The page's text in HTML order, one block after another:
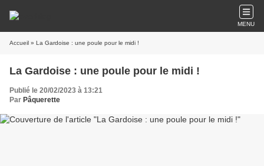
MENU
Accueil » La Gardoise : une poule pour le midi !
La Gardoise : une poule pour le midi !
Publié le 20/02/2023 à 13:21
Par Pâquerette